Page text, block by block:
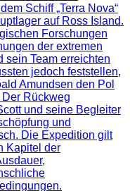
Schiff „Terra Nova“
auf Ross Island.
Forschungen
der extremen
sein Team erreichten
jedoch feststellen,
Amundsen den Pol
Rückweg
und seine Begleiter
und
Die Expedition gilt
Kapitel der